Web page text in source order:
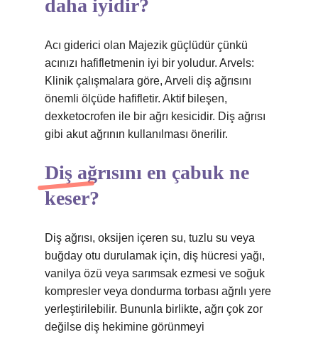
daha iyidir?
Acı giderici olan Majezik güçlüdür çünkü
acınızı hafifletmenin iyi bir yoludur. Arvels:
Klinik çalışmalara göre, Arveli diş ağrısını
önemli ölçüde hafifletir. Aktif bileşen,
dexketocrofen ile bir ağrı kesicidir. Diş ağrısı
gibi akut ağrının kullanılması önerilir.
Diş ağrısını en çabuk ne
keser?
Diş ağrısı, oksijen içeren su, tuzlu su veya
buğday otu durulamak için, diş hücresi yağı,
vanilya özü veya sarımsak ezmesi ve soğuk
kompresler veya dondurma torbası ağrılı yere
yerleştirilebilir. Bununla birlikte, ağrı çok zor
değilse diş hekimine görünmeyi